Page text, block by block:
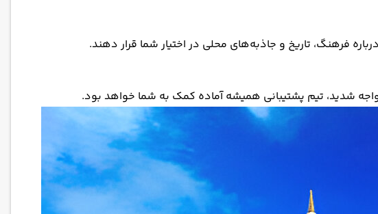
فرهنگ، تاریخ و جاذبه‌های محلی در اختیار شما قرار دهند.